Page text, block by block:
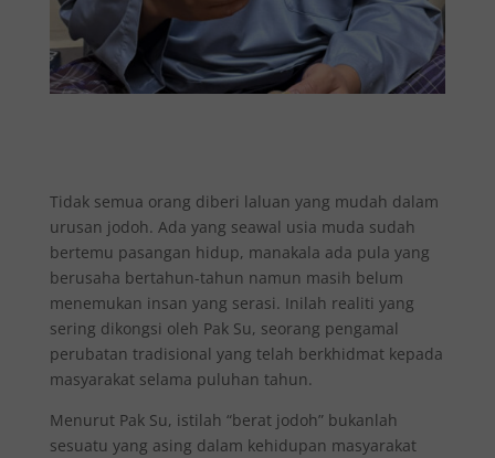
Tidak semua orang diberi laluan yang mudah dalam
urusan jodoh. Ada yang seawal usia muda sudah
bertemu pasangan hidup, manakala ada pula yang
berusaha bertahun-tahun namun masih belum
menemukan insan yang serasi. Inilah realiti yang
sering dikongsi oleh Pak Su, seorang pengamal
perubatan tradisional yang telah berkhidmat kepada
masyarakat selama puluhan tahun.
Menurut Pak Su, istilah “berat jodoh” bukanlah
sesuatu yang asing dalam kehidupan masyarakat